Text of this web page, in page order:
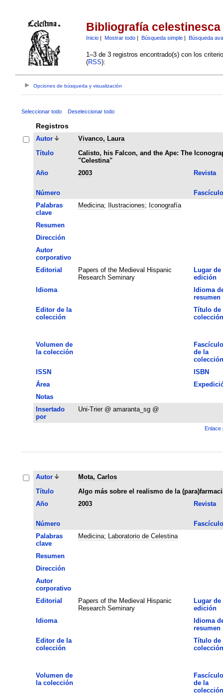
Bibliografía celestinesca
Inicio| Mostrar todo| Búsqueda simple| Búsqueda
1–3 de 3 registros encontrado(s) con los
(RSS):
Opciones de búsqueda y visualización
Seleccionar todo Deseleccionar todo
Registros
Autor
Vivanco, Laura
Título
Calisto, his Falcon, and the Ape: The
"Celestina"
Año
2003 Revista
Número
Fascículo
Palabras
clave
Medicina; Ilustraciones; Iconografía
Resumen
Dirección
Autor
corporativo
Editorial
Papers of the Medieval Hispanic
Research Seminary
Lugar de
edición
Idioma
Idioma
resumen
Editor de la
colección
Título de
colección
Volumen de
la colección
Fascículo
de la
colección
ISSN
ISBN
Área
Notas
Insertado
por
Uni-Trier @ amaranta_sg @
Enlace
Autor
Mota, Carlos
Título
Algo más sobre el realismo de la
Año
2003 Revista
Número
Fascículo
Palabras
clave
Medicina; Laboratorio de Celestina
Resumen
Dirección
Autor
corporativo
Editorial
Papers of the Medieval Hispanic
Research Seminary
Lugar de
edición
Idioma
Idioma
resumen
Editor de la
colección
Título de
colección
Volumen de
la colección
Fascículo
de la
colección